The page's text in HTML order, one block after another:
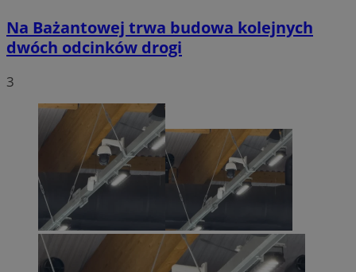
Na Bażantowej trwa budowa kolejnych
dwóch odcinków drogi
3